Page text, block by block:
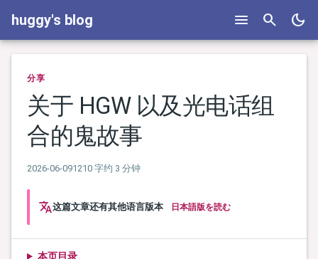
huggy's blog menu search dark_mode
分享
关于 HGW 以及光电话组
合的鬼故事
2026-06-091210 字约 3 分钟
translate这篇文章还有其他语言版本 日本語版を読む
本页目录